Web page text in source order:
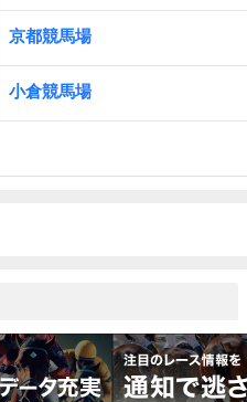
京都競馬場
小倉競馬場